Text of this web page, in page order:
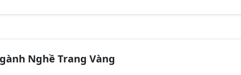
Nghề Trang Vàng